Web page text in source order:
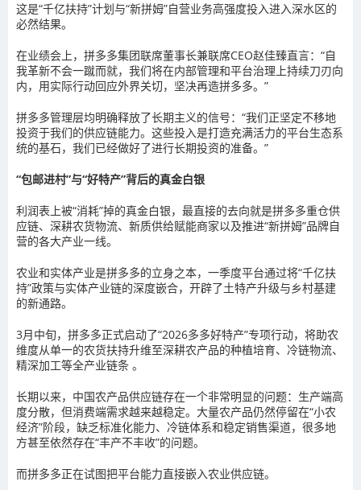
这是“千亿扶持”计划与“新拼姆”自营业务高强度投入进入深水区的
必然结果。
在业绩会上，拼多多集团联席董事长兼联席CEO赵佳臻直言：“自
我革新不会一蹴而就，我们将在内部管理和平台治理上持续刀刃向
内，用实际行动回应外界关切，坚决再造拼多多。”
拼多多管理层均明确释放了长期主义的信号：“我们正坚定不移地
投资于我们的供应链能力。这些投入是打造充满活力的平台生态系
统的基石，我们已经做好了进行长期投资的准备。”
“包邮进村”与“好特产”背后的真金白银
利润表上被“消耗”掉的真金白银，最直接的去向就是拼多多重仓供
应链、深耕农货物流、新质供给赋能商家以及推进“新拼姆”品牌自
营的各大产业一线。
农业和实体产业是拼多多的立身之本，一季度平台通过将“千亿扶
持”政策与实体产业链的深度嵌合，开辟了土特产升级与乡村基建
的新通路。
3月中旬，拼多多正式启动了“2026多多好特产”专项行动，将助农
维度从单一的农货扶持升维至深耕农产品的种植培育、冷链物流、
精深加工等全产业链条 。
长期以来，中国农产品供应链存在一个非常明显的问题：生产端高
度分散，但消费端需求越来越稳定。大量农产品仍然停留在“小农
经济”阶段，缺乏标准化能力、冷链体系和稳定销售渠道，很多地
方甚至依然存在“丰产不丰收”的问题。
而拼多多正在试图把平台能力直接嵌入农业供应链。